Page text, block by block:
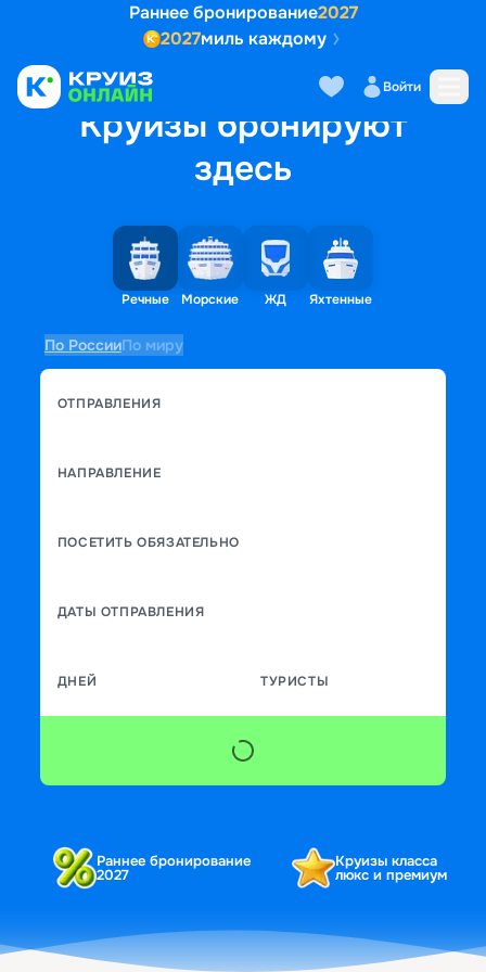
Раннее бронирование2027
2027миль каждому
Войти
Круизы бронируют
здесь
Речные Морские ЖД Яхтенные
По РоссииПо миру
ОТПРАВЛЕНИЯ
НАПРАВЛЕНИЕ
ПОСЕТИТЬ ОБЯЗАТЕЛЬНО
ДАТЫ ОТПРАВЛЕНИЯ
ДНЕЙ ТУРИСТЫ
Раннее бронирование
2027
Круизы класса
люкс и премиум